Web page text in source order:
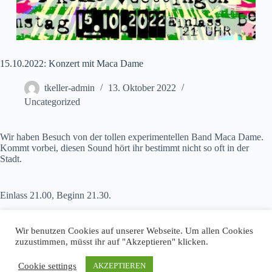
15.10.2022: Konzert mit Maca Dame
tkeller-admin
13. Oktober 2022
Uncategorized
Wir haben Besuch von der tollen experimentellen Band Maca Dame.
Kommt vorbei, diesen Sound hört ihr bestimmt nicht so oft in der
Stadt.
Einlass 21.00, Beginn 21.30.
Wir benutzen Cookies auf unserer Webseite. Um allen Cookies
zuzustimmen, müsst ihr auf "Akzeptieren" klicken.
Cookie settings AKZEPTIEREN